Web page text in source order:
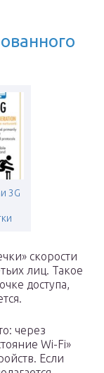
3G
скорости
лиц. Такое
доступа,
через
Wi-Fi»
Если